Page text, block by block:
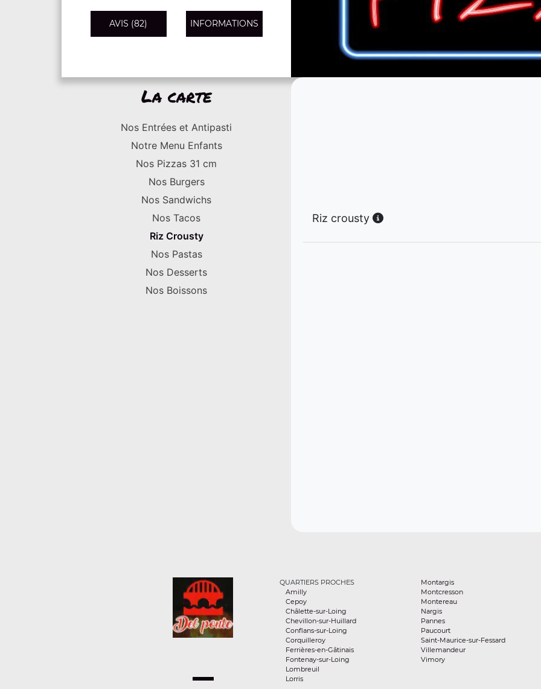
AVIS (82) INFORMATIONS
La carte
Nos Entrées et Antipasti
Notre Menu Enfants
Nos Pizzas 31 cm
Nos Burgers
Nos Sandwichs
Nos Tacos
Riz Crousty
Nos Pastas
Nos Desserts
Nos Boissons
Riz crousty
QUARTIERS PROCHES
Amilly
Cepoy
Châlette-sur-Loing
Chevillon-sur-Huillard
Conflans-sur-Loing
Corquilleroy
Ferrières-en-Gâtinais
Fontenay-sur-Loing
Lombreuil
Lorris
Montargis
Montcresson
Montereau
Nargis
Pannes
Paucourt
Saint-Maurice-sur-Fessard
Villemandeur
Vimory